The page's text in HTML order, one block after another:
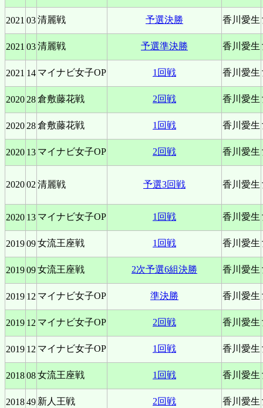
2021 03清麗戦 予選決勝 香川愛生
2021 03清麗戦 予選準決勝 香川愛生
2021 14 マイナビ女子OP 1回戦 香川愛生
202028倉敷藤花戦 2回戦 香川愛生
202028倉敷藤花戦 1回戦 香川愛生
2020 13 マイナビ女子OP 2回戦 香川愛生
202002清麗戦 予選3回戦 香川愛生
2020 13 マイナビ女子OP 1回戦 香川愛生
201909女流王座戦 1回戦 香川愛生
201909女流王座戦 2次予選6組決勝 香川愛生
2019 12 マイナビ女子OP 準決勝 香川愛生
2019 12 マイナビ女子OP 2回戦 香川愛生
2019 12 マイナビ女子OP 1回戦 香川愛生
201808女流王座戦 1回戦 香川愛生
201849 新人王戦 2回戦 香川愛生